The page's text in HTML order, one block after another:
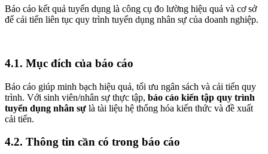
Báo cáo kết quả tuyển dụng là công cụ đo lường hiệu quả và cơ sở
để cải tiến liên tục quy trình tuyển dụng nhân sự của doanh nghiệp.
4.1. Mục đích của báo cáo
Báo cáo giúp minh bạch hiệu quả, tối ưu ngân sách và cải tiến quy
trình. Với sinh viên/nhân sự thực tập, báo cáo kiến tập quy trình
tuyển dụng nhân sự là tài liệu hệ thống hóa kiến thức và đề xuất
cải tiến.
4.2. Thông tin cần có trong báo cáo